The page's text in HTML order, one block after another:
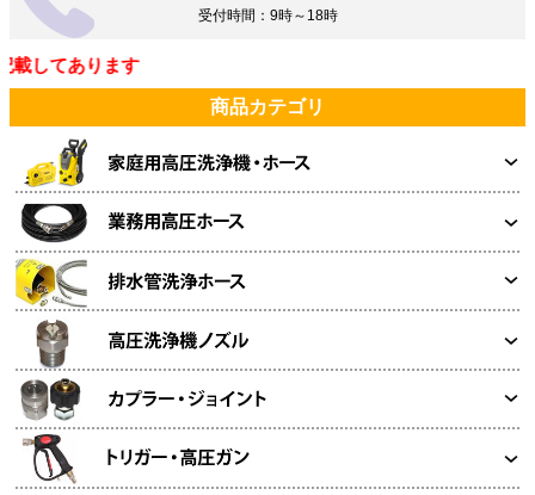
受付時間：9時～18時
してあります
商品カテゴリ